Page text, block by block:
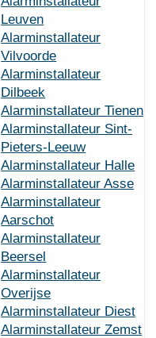
Leuven
Alarminstallateur
Vilvoorde
Alarminstallateur
Dilbeek
Alarminstallateur Tienen
Alarminstallateur Sint-
Pieters-Leeuw
Alarminstallateur Halle
Alarminstallateur Asse
Alarminstallateur
Aarschot
Alarminstallateur
Beersel
Alarminstallateur
Overijse
Alarminstallateur Diest
Alarminstallateur Zemst